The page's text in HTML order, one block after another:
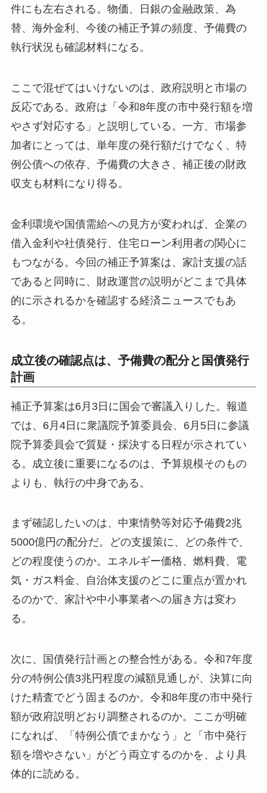
件にも左右される。物価、日銀の金融政策、為
替、海外金利、今後の補正予算の頻度、予備費の
執行状況も確認材料になる。
ここで混ぜてはいけないのは、政府説明と市場の
反応である。政府は「令和8年度の市中発行額を増
やさず対応する」と説明している。一方、市場参
加者にとっては、単年度の発行額だけでなく、特
例公債への依存、予備費の大きさ、補正後の財政
収支も材料になり得る。
金利環境や国債需給への見方が変われば、企業の
借入金利や社債発行、住宅ローン利用者の関心に
もつながる。今回の補正予算案は、家計支援の話
であると同時に、財政運営の説明がどこまで具体
的に示されるかを確認する経済ニュースでもあ
る。
成立後の確認点は、予備費の配分と国債発行
計画
補正予算案は6月3日に国会で審議入りした。報道
では、6月4日に衆議院予算委員会、6月5日に参議
院予算委員会で質疑・採決する日程が示されてい
る。成立後に重要になるのは、予算規模そのもの
よりも、執行の中身である。
まず確認したいのは、中東情勢等対応予備費2兆
5000億円の配分だ。どの支援策に、どの条件で、
どの程度使うのか。エネルギー価格、燃料費、電
気・ガス料金、自治体支援のどこに重点が置かれ
るのかで、家計や中小事業者への届き方は変わ
る。
次に、国債発行計画との整合性がある。令和7年度
分の特例公債3兆円程度の減額見通しが、決算に向
けた精査でどう固まるのか。令和8年度の市中発行
額が政府説明どおり調整されるのか。ここが明確
になれば、「特例公債でまかなう」と「市中発行
額を増やさない」がどう両立するのかを、より具
体的に読める。